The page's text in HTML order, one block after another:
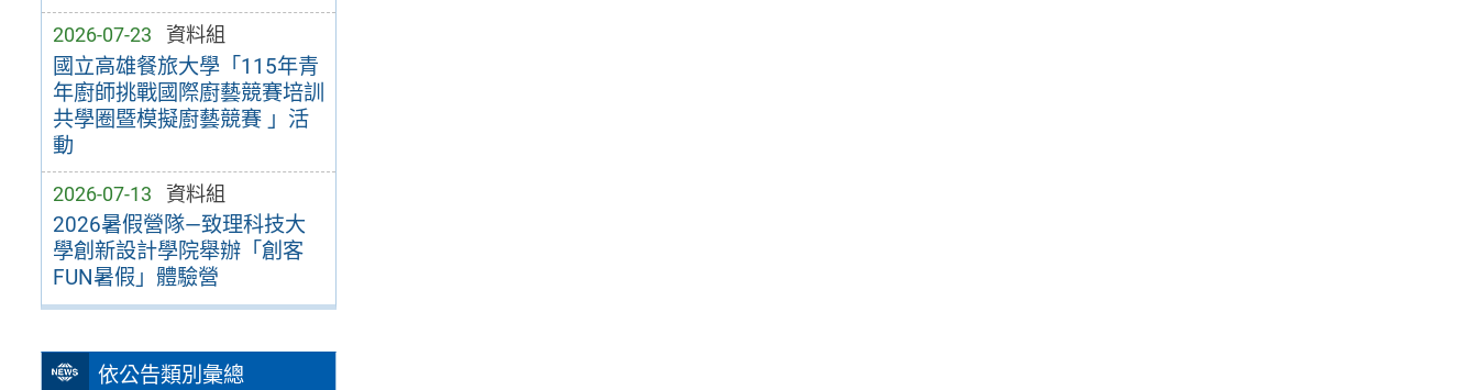
2026-07-23 資料組
國立高雄餐旅大學「115年青
年廚師挑戰國際廚藝競賽培訓
共學圈暨模擬廚藝競賽 」活
動
2026-07-13 資料組
2026暑假營隊—致理科技大
學創新設計學院舉辦「創客
FUN暑假」體驗營
依公告類別彙總